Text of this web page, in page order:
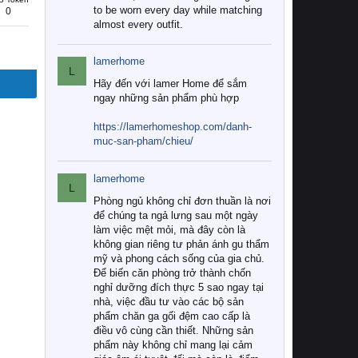
0
to be worn every day while matching
almost every outfit.
L
lamerhome
Hãy đến với lamer Home để sắm
ngay những sản phẩm phù hợp
https://lamerhomeshop.com/danh-
muc-san-pham/chieu/
L
lamerhome
Phòng ngủ không chỉ đơn thuần là nơi
để chúng ta ngả lưng sau một ngày
làm việc mệt mỏi, mà đây còn là
không gian riêng tư phản ánh gu thẩm
mỹ và phong cách sống của gia chủ.
Để biến căn phòng trở thành chốn
nghỉ dưỡng đích thực 5 sao ngay tại
nhà, việc đầu tư vào các bộ sản
phẩm chăn ga gối đệm cao cấp là
điều vô cùng cần thiết. Những sản
phẩm này không chỉ mang lại cảm